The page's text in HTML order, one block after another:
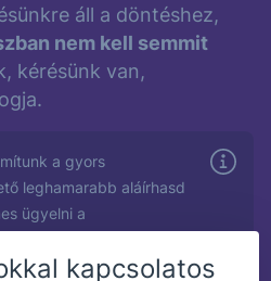
áll a döntéshez,
nem kell semmit
kérésünk van,
a gyors
leghamarabb aláírhasd
ügyelni a
kapcsolatos